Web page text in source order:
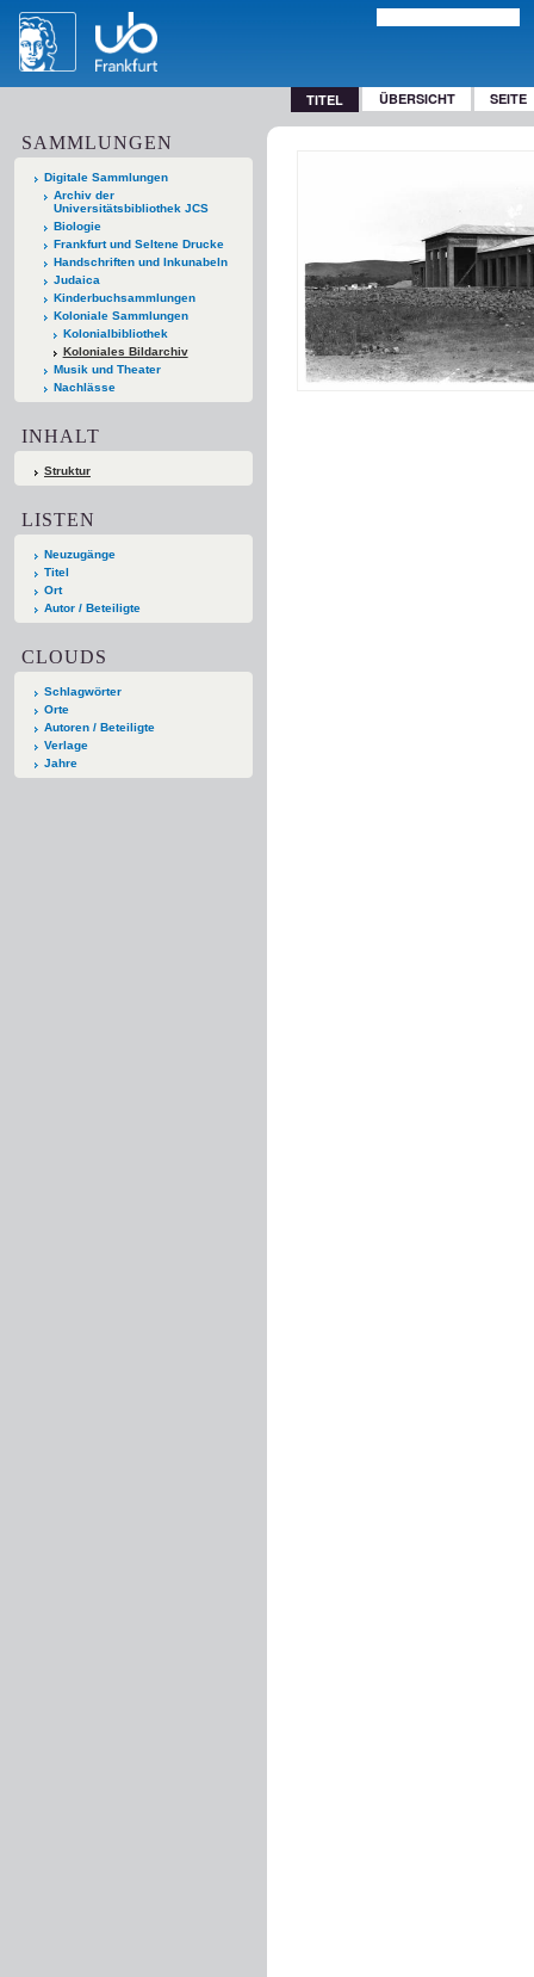
TITEL ÜBERSICHT SEITE
SAMMLUNGEN
Digitale Sammlungen
Archiv der
Universitätsbibliothek JCS
Biologie
Frankfurt und Seltene Drucke
Handschriften und Inkunabeln
Judaica
Kinderbuchsammlungen
Koloniale Sammlungen
Kolonialbibliothek
Koloniales Bildarchiv
Musik und Theater
Nachlässe
INHALT
Struktur
LISTEN
Neuzugänge
Titel
Ort
Autor / Beteiligte
CLOUDS
Schlagwörter
Orte
Autoren / Beteiligte
Verlage
Jahre